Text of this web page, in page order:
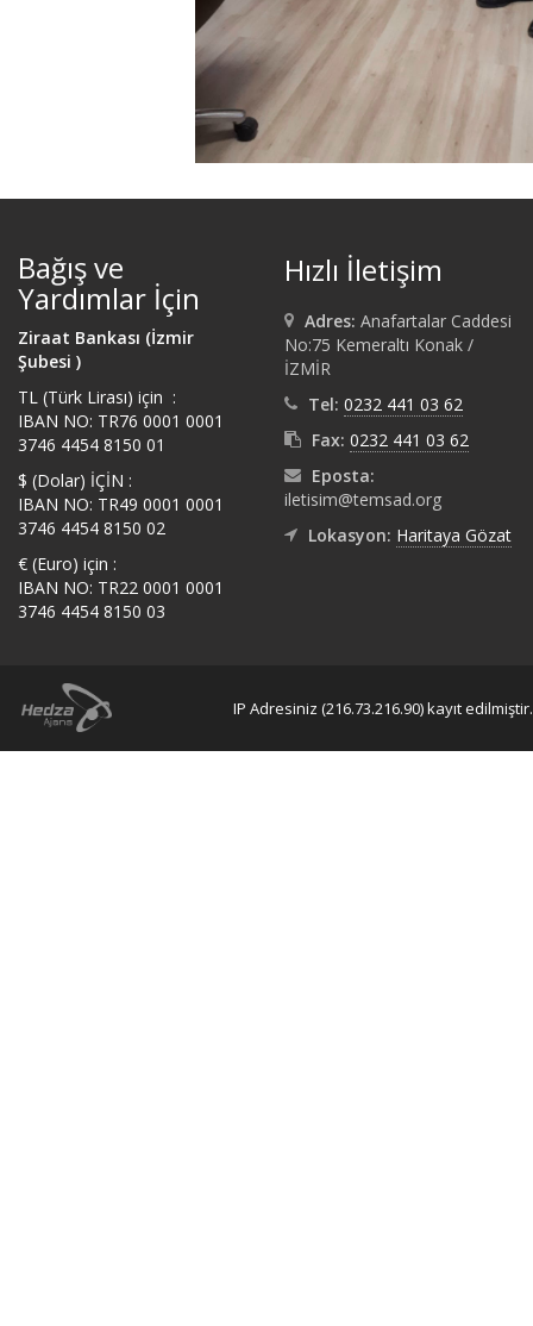
Bağış ve
Yardımlar İçin
Ziraat Bankası (İzmir
Şubesi )
TL (Türk Lirası) için :
IBAN NO: TR76 0001 0001
3746 4454 8150 01
$ (Dolar) İÇİN :
IBAN NO: TR49 0001 0001
3746 4454 8150 02
€ (Euro) için :
IBAN NO: TR22 0001 0001
3746 4454 8150 03
Hızlı İletişim
Adres: Anafartalar Caddesi
No:75 Kemeraltı Konak /
İZMİR
Tel: 0232 441 03 62
Fax: 0232 441 03 62
Eposta:
iletisim@temsad.org
Lokasyon: Haritaya Gözat
IP Adresiniz (216.73.216.90) kayıt edilmiştir.